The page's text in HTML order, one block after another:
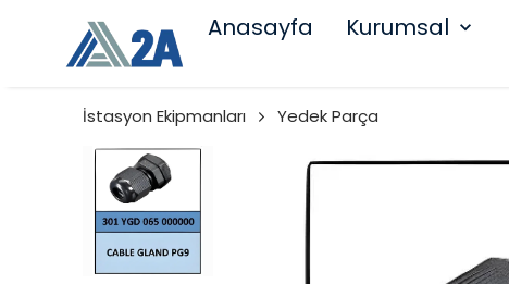
Anasayfa Kurumsal
İstasyon Ekipmanları Yedek Parça